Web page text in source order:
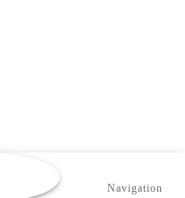
Navigation